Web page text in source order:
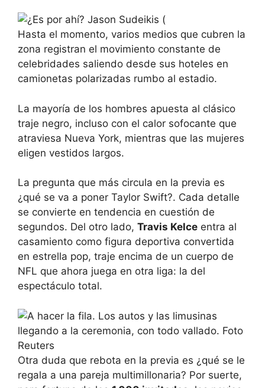
Hasta el momento, varios medios que cubren la
zona registran el movimiento constante de
celebridades saliendo desde sus hoteles en
camionetas polarizadas rumbo al estadio.
La mayoría de los hombres apuesta al clásico
traje negro, incluso con el calor sofocante que
atraviesa Nueva York, mientras que las mujeres
eligen vestidos largos.
La pregunta que más circula en la previa es
¿qué se va a poner Taylor Swift?. Cada detalle
se convierte en tendencia en cuestión de
segundos. Del otro lado, Travis Kelce entra al
casamiento como figura deportiva convertida
en estrella pop, traje encima de un cuerpo de
NFL que ahora juega en otra liga: la del
espectáculo total.
Otra duda que rebota en la previa es ¿qué se le
regala a una pareja multimillonaria? Por suerte,